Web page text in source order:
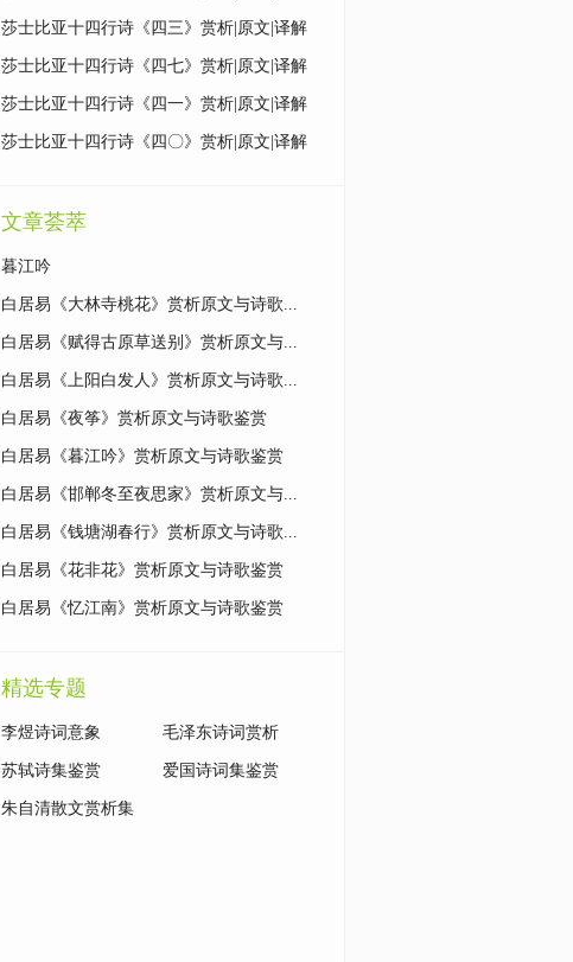
莎士比亚十四行诗《四三》赏析|原文|译解
莎士比亚十四行诗《四七》赏析|原文|译解
莎士比亚十四行诗《四一》赏析|原文|译解
莎士比亚十四行诗《四〇》赏析|原文|译解
文章荟萃
暮江吟
白居易《大林寺桃花》赏析原文与诗歌...
白居易《赋得古原草送别》赏析原文与...
白居易《上阳白发人》赏析原文与诗歌...
白居易《夜筝》赏析原文与诗歌鉴赏
白居易《暮江吟》赏析原文与诗歌鉴赏
白居易《邯郸冬至夜思家》赏析原文与...
白居易《钱塘湖春行》赏析原文与诗歌...
白居易《花非花》赏析原文与诗歌鉴赏
白居易《忆江南》赏析原文与诗歌鉴赏
精选专题
李煜诗词意象 毛泽东诗词赏析
苏轼诗集鉴赏 爱国诗词集鉴赏
朱自清散文赏析集